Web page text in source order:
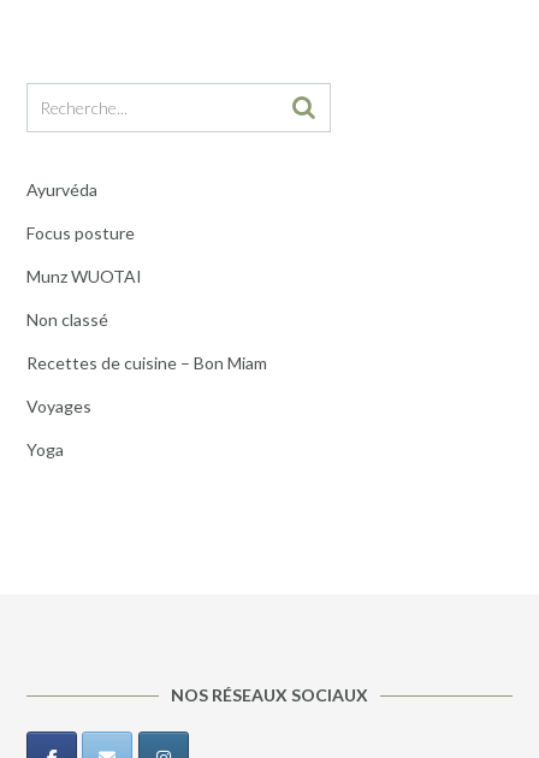
Ayurvéda
Focus posture
Munz WUOTAI
Non classé
Recettes de cuisine – Bon Miam
Voyages
Yoga
NOS RÉSEAUX SOCIAUX